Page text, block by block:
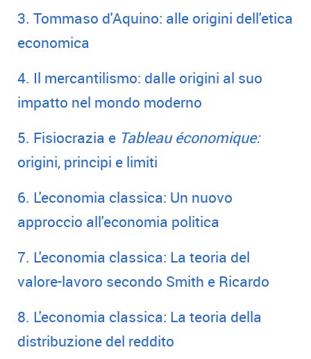
3. Tommaso d'Aquino: alle origini dell'etica
economica
4. Il mercantilismo: dalle origini al suo
impatto nel mondo moderno
5. Fisiocrazia e Tableau économique:
origini, principi e limiti
6. L'economia classica: Un nuovo
approccio all'economia politica
7. L'economia classica: La teoria del
valore-lavoro secondo Smith e Ricardo
8. L'economia classica: La teoria della
distribuzione del reddito